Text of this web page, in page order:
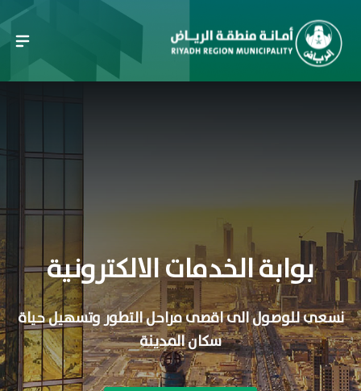
بوابة الخدمات الالكترونية
نسعى للوصول الى اقصى مراحل التطور وتسهيل حياة
سكان المدينة